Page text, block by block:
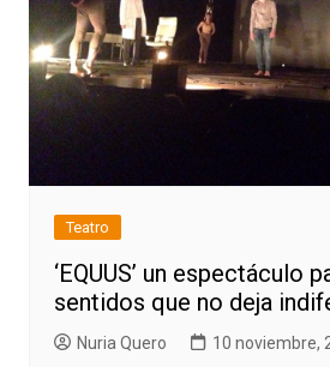
Teatro
‘EQUUS’ un espectáculo
sentidos que no deja
Nuria Quero 10 noviembre,